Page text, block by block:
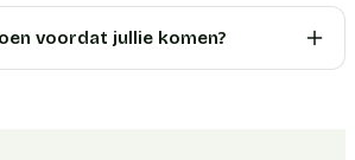
voordat jullie komen?